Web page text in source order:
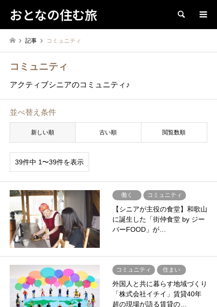
おとなの住む旅 検索
記事 コミュニティ
コミュニティ
アクティブシニアのコミュニティ♪
並べ替え条件
新しい順 古い順 閲覧数順
39件中 1〜39件を表示
働く コミュニティ
【シニアが主役の食堂】和歌山
に誕生した「街仲食堂 by ジー
バーFOOD」が…
コミュニティ 住まい
外国人と共に暮らす地域づくり
「株式会社イチイ」賃貸40年
超の現場が語る賃貸の…